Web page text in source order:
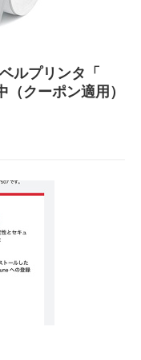
ルプリンタ「
（クーポン適用）